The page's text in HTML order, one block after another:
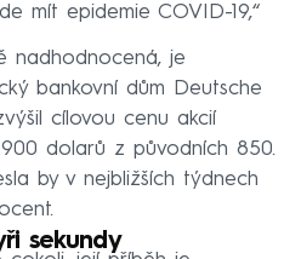
mít epidemie COVID-19,“
nadhodnocená, je
bankovní dům Deutsche
cílovou cenu akcií
dolarů z původních 850.
by v nejbližších týdnech
sekundy